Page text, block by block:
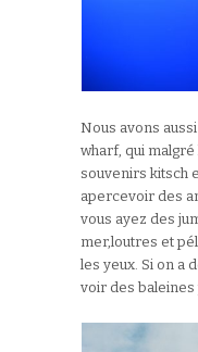
Nous avons
wharf, qui
souvenirs kitsch
apercevoir des
vous ayez des
mer,loutres et
les yeux. Si on a
voir des baleines